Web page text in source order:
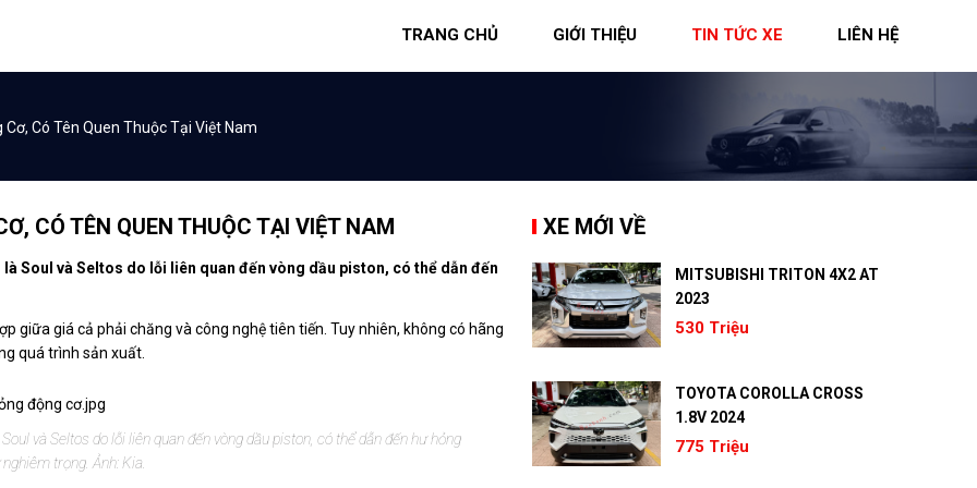
TRANG CHỦ GIỚI THIỆU TIN TỨC XE LIÊN HỆ
Có Tên Quen Thuộc Tại Việt Nam
CÓ TÊN QUEN THUỘC TẠI VIỆT NAM
Soul và Seltos do lỗi liên quan đến vòng dầu piston, có thể dẫn đến
giữa giá cả phải chăng và công nghệ tiên tiến. Tuy nhiên, không có hãng
quá trình sản xuất.
và Seltos do lỗi liên quan đến vòng dầu piston, có thể dẫn đến hư hỏng
trọng. Ảnh: Kia.
XE MỚI VỀ
MITSUBISHI TRITON 4X2 AT
2023
530 Triệu
TOYOTA COROLLA CROSS
1.8V 2024
775 Triệu